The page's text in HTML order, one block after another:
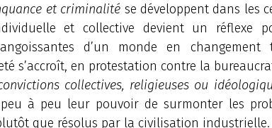
et criminalité se développent dans les
et collective devient un réflexe
d’un monde en
s’accroît, en protestation contre la
collectives, religieuses ou
à peu leur pouvoir de surmonter les
que résolus par la civilisation industrielle.